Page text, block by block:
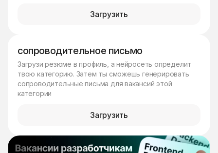
Загрузить
сопроводительное письмо
Загрузи резюме в профиль, а нейросеть определит
твою категорию. Затем ты сможешь генерировать
сопроводительные письма для вакансий этой
категории
Загрузить